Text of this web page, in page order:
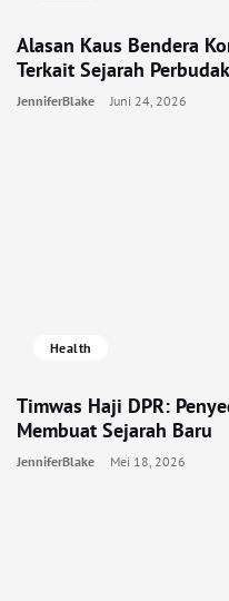
Alasan Kaus Bendera
Terkait Sejarah
JenniferBlake Juni 24, 2026
Health
Timwas Haji DPR:
Membuat Sejarah Baru
JenniferBlake Mei 18, 2026